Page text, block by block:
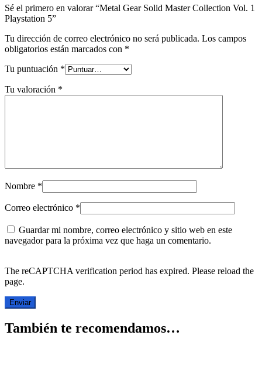
Sé el primero en valorar “Metal Gear Solid Master Collection Vol. 1
Playstation 5”
Tu dirección de correo electrónico no será publicada. Los campos
obligatorios están marcados con *
Tu puntuación *
Tu valoración *
Nombre *
Correo electrónico *
Guardar mi nombre, correo electrónico y sitio web en este
navegador para la próxima vez que haga un comentario.
The reCAPTCHA verification period has expired. Please reload the
page.
También te recomendamos…